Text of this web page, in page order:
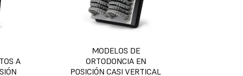
A
MODELOS DE
ORTODONCIA EN
POSICIÓN CASI VERTICAL